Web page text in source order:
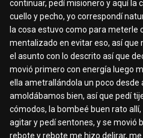
continuar, pedí misionero y aquí la
cuello y pecho, yo correspondí
la cosa estuvo como para meterle
mentalizado en evitar eso, así que
el asunto con lo descrito así que
movió primero con energía luego
ella ametrallándola un poco desde
amoldábamos bien, así que pedí
cómodos, la bombeé buen rato
agitar y pedí sentones, y se movió
rebote y rebote me hizo delirar,